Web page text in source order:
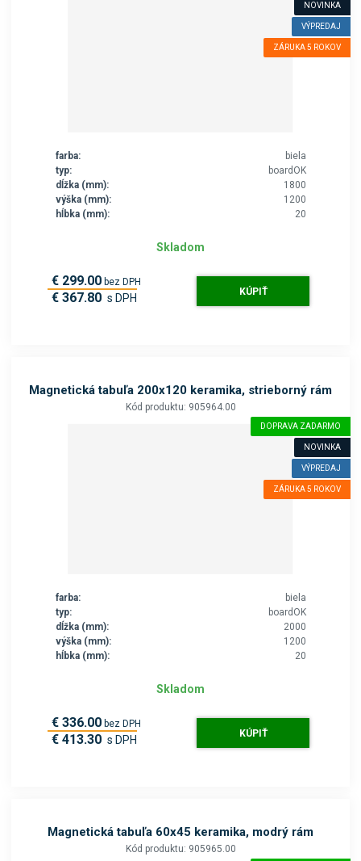
NOVINKA
VÝPREDAJ
ZÁRUKA 5 ROKOV
farba:
biela
typ:
boardOK
dĺžka (mm):
1800
výška (mm):
1200
hĺbka (mm):
20
Skladom
€ 299.00 bez DPH
€ 367.80 s DPH KÚPIŤ
Magnetická tabuľa 200x120 keramika, strieborný rám
Kód produktu: 905964.00
DOPRAVA ZADARMO
NOVINKA
VÝPREDAJ
ZÁRUKA 5 ROKOV
farba:
biela
typ:
boardOK
dĺžka (mm):
2000
výška (mm):
1200
hĺbka (mm):
20
Skladom
€ 336.00 bez DPH
€ 413.30 s DPH KÚPIŤ
Magnetická tabuľa 60x45 keramika, modrý rám
Kód produktu: 905965.00